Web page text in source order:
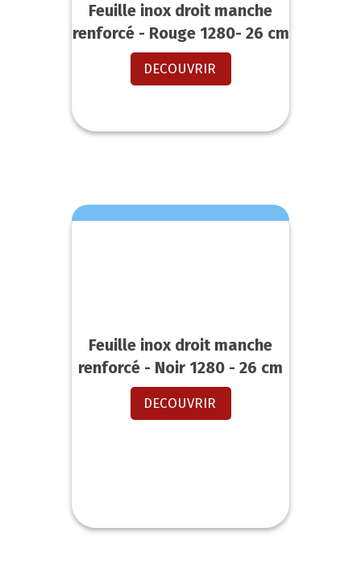
Feuille inox droit manche
renforcé - Rouge 1280- 26 cm
DECOUVRIR
Feuille inox droit manche
renforcé - Noir 1280 - 26 cm
DECOUVRIR